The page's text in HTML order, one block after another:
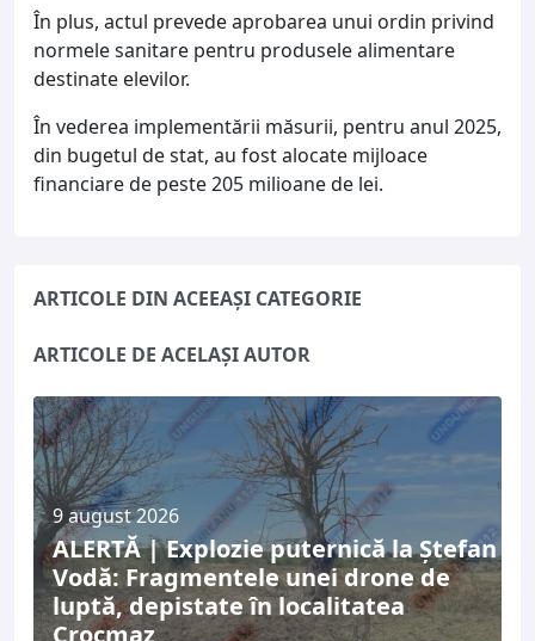
În plus, actul prevede aprobarea unui ordin privind
normele sanitare pentru produsele alimentare
destinate elevilor.
În vederea implementării măsurii, pentru anul 2025,
din bugetul de stat, au fost alocate mijloace
financiare de peste 205 milioane de lei.
ARTICOLE DIN ACEEAȘI CATEGORIE
ARTICOLE DE ACELAȘI AUTOR
9 august 2026
ALERTĂ | Explozie puternică la Ștefan
Vodă: Fragmentele unei drone de
luptă, depistate în localitatea
Crocmaz